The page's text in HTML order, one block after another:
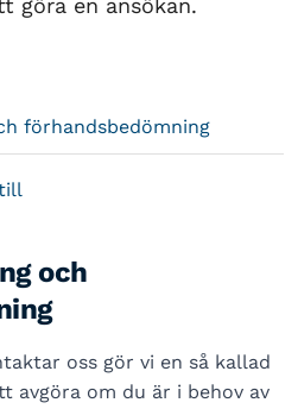
göra en ansökan.
förhandsbedömning
och
oss gör vi en så kallad
avgöra om du är i behov av